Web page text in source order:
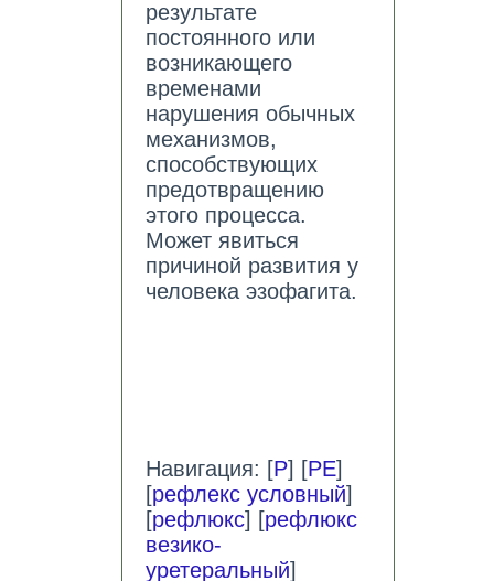
результате
постоянного или
возникающего
временами
нарушения обычных
механизмов,
способствующих
предотвращению
этого процесса.
Может явиться
причиной развития у
человека эзофагита.
Навигация: [Р] [РЕ]
[рефлекс условный]
[рефлюкс] [рефлюкс
везико-
уретеральный]